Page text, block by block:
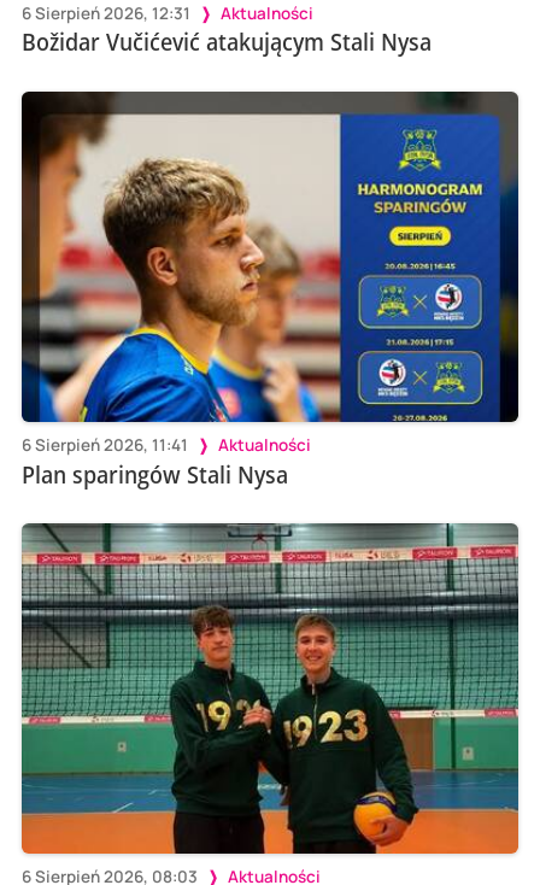
6 Sierpień 2026, 12:31 Aktualności
Božidar Vučićević atakującym Stali Nysa
6 Sierpień 2026, 11:41 Aktualności
Plan sparingów Stali Nysa
6 Sierpień 2026, 08:03 Aktualności